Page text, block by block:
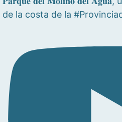
de la costa de la